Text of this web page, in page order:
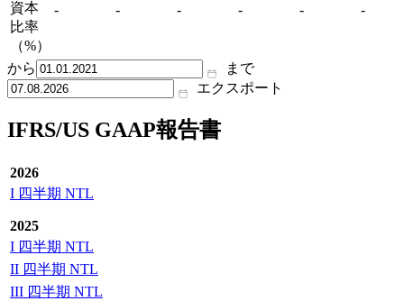
資本
比率
（%）
- - - - - -
から
まで
エクスポート
IFRS/US GAAP報告書
2026
I 四半期 NTL
2025
I 四半期 NTL
II 四半期 NTL
III 四半期 NTL